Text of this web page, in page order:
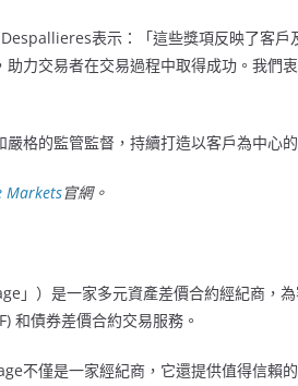
表示：「這些獎項反映了客戶
力交易者在交易過程中取得成功。我們
格的監管監督，持續打造以客戶為中心的
Markets官網。
」）是一家多元資產差價合約經紀商，
和債券差價合約交易服務。
不僅是一家經紀商，它還提供值得信賴